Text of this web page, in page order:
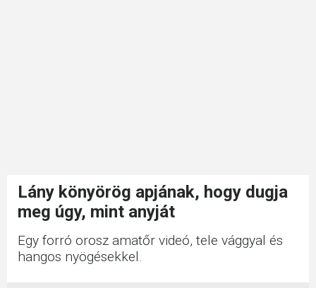
Lány könyörög apjának, hogy dugja
meg úgy, mint anyját
Egy forró orosz amatőr videó, tele vággyal és
hangos nyögésekkel.